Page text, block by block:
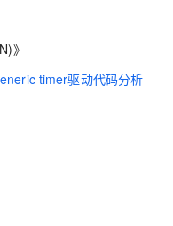
》
timer驱动代码分析